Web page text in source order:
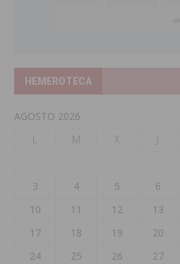
HEMEROTECA
AGOSTO 2026
L
M X J
3
4 5 6
10
11 12 13
17
18 19 20
24
25 26 27